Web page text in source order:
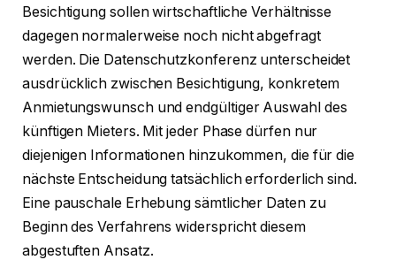
Besichtigung sollen wirtschaftliche Verhältnisse
dagegen normalerweise noch nicht abgefragt
werden. Die Datenschutzkonferenz unterscheidet
ausdrücklich zwischen Besichtigung, konkretem
Anmietungswunsch und endgültiger Auswahl des
künftigen Mieters. Mit jeder Phase dürfen nur
diejenigen Informationen hinzukommen, die für die
nächste Entscheidung tatsächlich erforderlich sind.
Eine pauschale Erhebung sämtlicher Daten zu
Beginn des Verfahrens widerspricht diesem
abgestuften Ansatz.